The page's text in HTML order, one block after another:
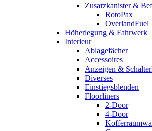
Zusatzkanister &
RotoPax
OverlandFuel
Höherlegung & Fahrwerk
Interieur
Ablagefächer
Accessoires
Anzeigen &
Diverses
Einstiegsblenden
Floorliners
2-Door
4-Door